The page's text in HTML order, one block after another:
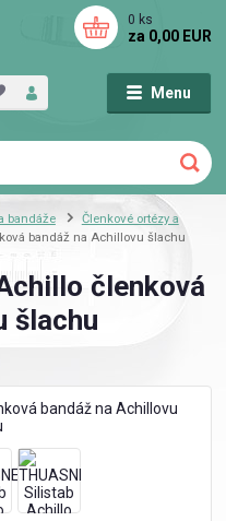
Menu
0 ks
za 0,00 EUR
bandáže
Členkové ortézy a
bandáž na Achillovu šlachu
členková
šlachu